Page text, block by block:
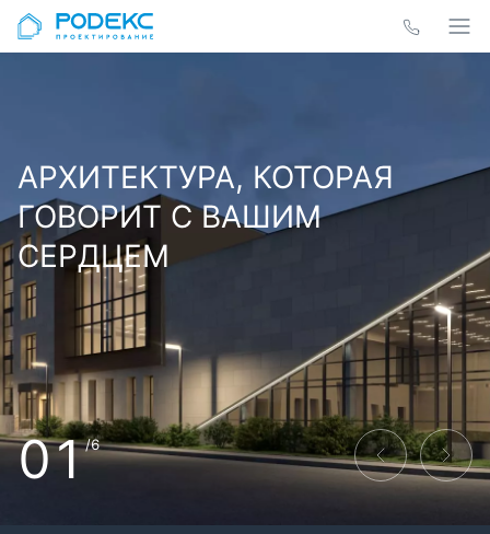
АРХИТЕКТУРА, КОТОРАЯ
ГОВОРИТ С ВАШИМ
СЕРДЦЕМ
01/6